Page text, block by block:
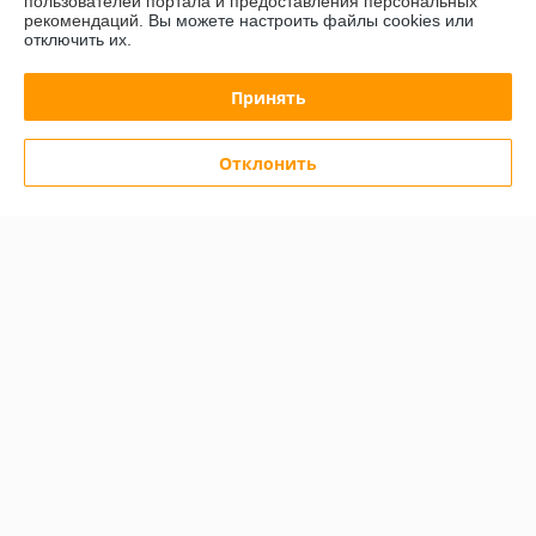
Контакты
рекомендаций. Вы можете настроить файлы cookies или
отключить их.
Принять
Отклонить